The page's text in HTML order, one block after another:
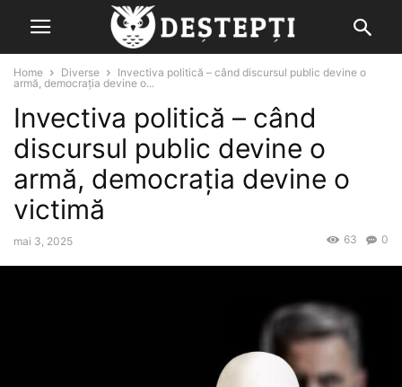
Home Diverse
Invectiva politică – când discursul public devine o
armă, democrația devine o...
Invectiva politică – când
discursul public devine o
armă, democrația devine o
victimă
mai 3, 2025 0
63